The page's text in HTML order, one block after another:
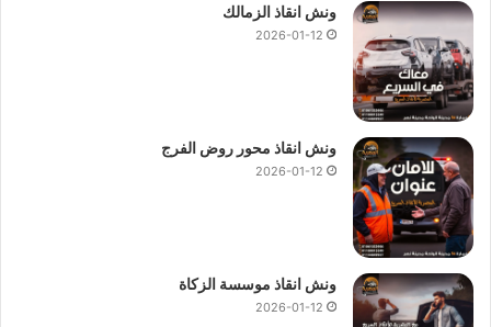
ونش انقاذ الزمالك
2026-01-12
ونش انقاذ محور روض الفرج
2026-01-12
ونش انقاذ موسسة الزكاة
2026-01-12